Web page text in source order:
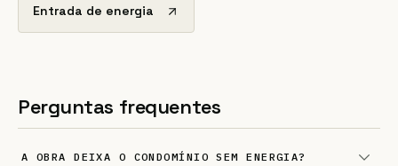
Entrada de energia
Perguntas frequentes
A OBRA DEIXA O CONDOMÍNIO SEM ENERGIA?